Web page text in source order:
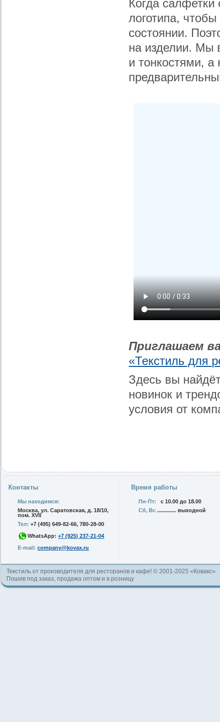
Когда
логотипа,
состоянии.
на изделии. Мы
и тонкостями, а
Приглашаем
«Текстиль для
Здесь вы
новинок и
условия от
Контакты
Мы находимся:
Москва, ул. Саратовская, д. 18/10,
пом. XVII
Тел:+7 (495) 649-82-66, 780-28-00
WhatsApp:+7 (925) 237-21-04
E-mail: company@kovax.ru
Время работы
Пн-Пт:
с 10.00 до 18.00
Сб, Вс............. выходной
Текстиль от производителя для ресторанов и кафе! © 2001-2025 «Ковакс»
Пошив под заказ, продажа оптом и в розницу